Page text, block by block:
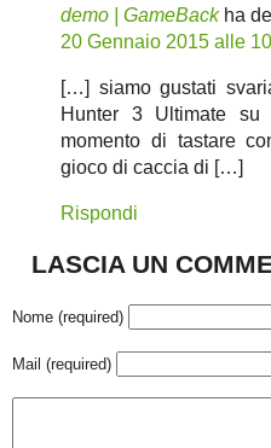
demo | GameBack ha
20 Gennaio 2015 alle
[…] siamo gustati
Hunter 3 Ultimate
momento di tastare
gioco di caccia di […]
Rispondi
LASCIA UN
Nome (required)
Mail (required)